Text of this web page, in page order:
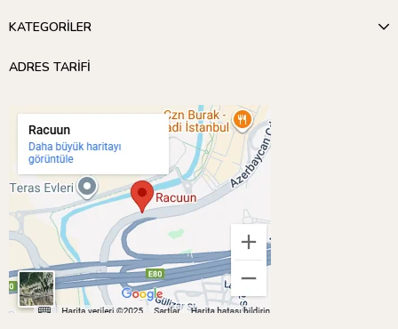
KATEGORİLER
ADRES TARİFİ